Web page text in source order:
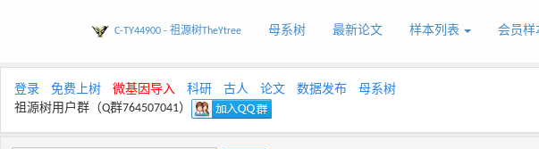
C-TY44900 - 祖源树TheYtree 母系树 最新论文 样本列表 会员样
登录 免费上树 微基因导入 科研 古人 论文 数据发布
母系树
祖源树用户群（Q群764507041）